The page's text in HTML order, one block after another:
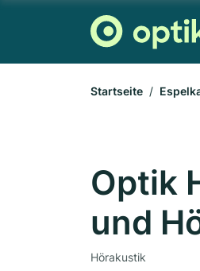
Startseite
Optik
und
Hörakustik